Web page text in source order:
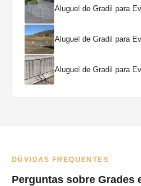
Aluguel de Gradil para
Aluguel de Gradil para
Aluguel de Gradil para
DÚVIDAS FREQUENTES
Perguntas sobre Grades